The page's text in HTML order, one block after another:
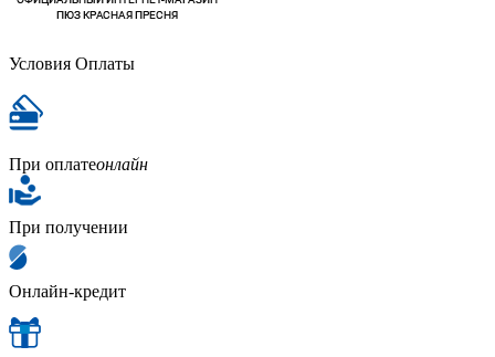
Условия Оплаты
При оплатеонлайн
При получении
Онлайн-кредит